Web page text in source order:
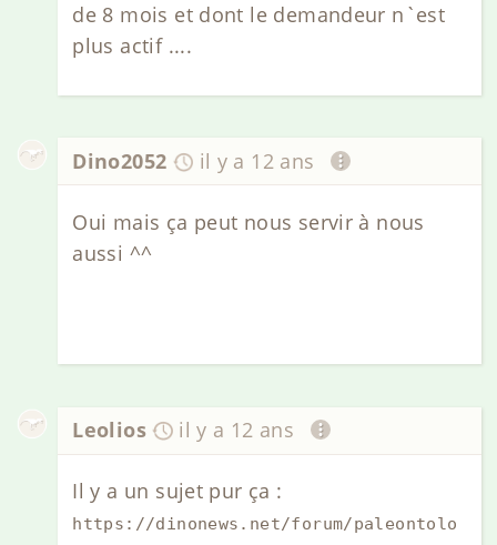
de 8 mois et dont le demandeur n`est
plus actif ....
Dino2052 il y a 12 ans
Oui mais ça peut nous servir à nous
aussi ^^
Leolios il y a 12 ans
Il y a un sujet pur ça :
https://dinonews.net/forum/paleontolo